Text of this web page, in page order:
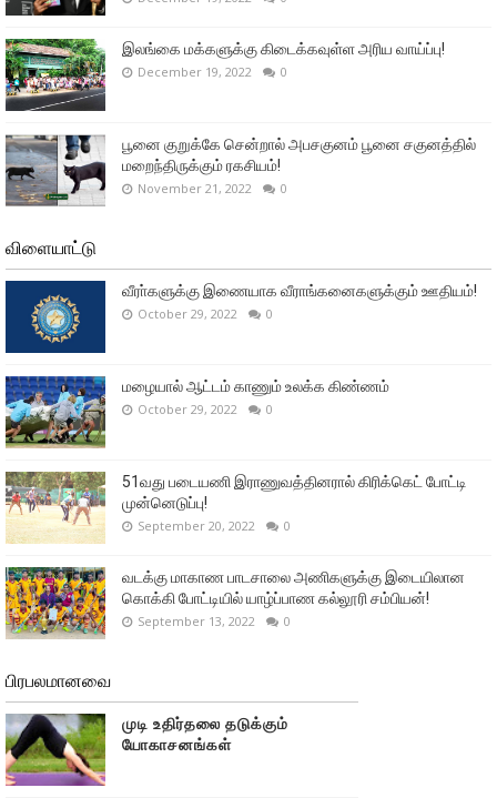
இலங்கை மக்களுக்கு கிடைக்கவுள்ள அரிய வாய்ப்பு!
December 19, 2022 0
பூனை குறுக்கே சென்றால் அபசகுனம் பூனை சகுனத்தில்
மறைந்திருக்கும் ரகசியம்!
November 21, 2022 0
விளையாட்டு
வீரா்களுக்கு இணையாக வீராங்கனைகளுக்கும் ஊதியம்!
October 29, 2022 0
மழையால் ஆட்டம் காணும் உலக்க கிண்ணம்
October 29, 2022 0
51வது படையணி இராணுவத்தினரால் கிரிக்கெட் போட்டி
முன்னெடுப்பு!
September 20, 2022 0
வடக்கு மாகாண பாடசாலை அணிகளுக்கு இடையிலான
கொக்கி போட்டியில் யாழ்ப்பாண கல்லூரி சம்பியன்!
September 13, 2022 0
பிரபலமானவை
முடி உதிர்தலை தடுக்கும்
யோகாசனங்கள்